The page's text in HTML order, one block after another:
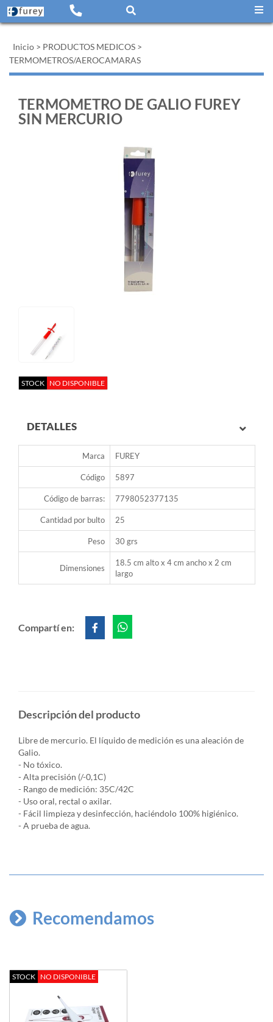
Inicio > PRODUCTOS MEDICOS >
TERMOMETROS/AEROCAMARAS
TERMOMETRO DE GALIO FUREY
SIN MERCURIO
STOCK NO DISPONIBLE
DETALLES
Marca FUREY
Código 5897
Código de barras: 7798052377135
Cantidad por bulto 25
Peso 30 grs
Dimensiones
18.5 cm alto x 4 cm ancho x 2 cm
largo
Compartí en:
Descripción del producto
Libre de mercurio. El líquido de medición es una aleación de
Galio.
- No tóxico.
- Alta precisión (/-0,1C)
- Rango de medición: 35C/42C
- Uso oral, rectal o axilar.
- Fácil limpieza y desinfección, haciéndolo 100% higiénico.
- A prueba de agua.
Recomendamos
STOCK NO DISPONIBLE